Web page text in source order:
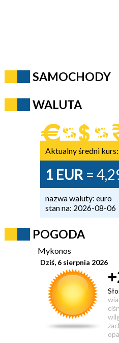
SAMOCHODY
WALUTA
Aktualny średni kurs:
1 EUR =
nazwa waluty: euro
stan na: 2026-08-06
POGODA
Mykonos
Dziś, 6 sierpnia 2026